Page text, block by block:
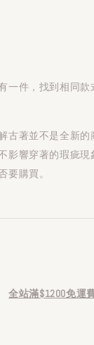
一件，找到相同
古著並不是全新
影響穿著的瑕疵現
要購買。
全站滿$1200免運